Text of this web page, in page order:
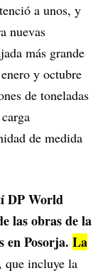
a unos, y
nuevas
más grande
y octubre
de toneladas
de medida
DP World
las obras de la
en Posorja. La
, que incluye la